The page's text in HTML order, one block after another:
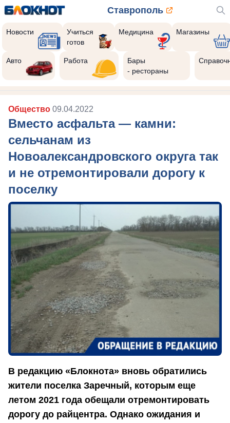
Ставрополь
Новости
Учиться
готов
Медицина Магазины
Авто Работа
Бары
- рестораны
Общество 09.04.2022
Вместо асфальта — камни:
сельчанам из
Новоалександровского округа так
и не отремонтировали дорогу к
поселку
В редакцию «Блокнота» вновь обратились
жители поселка Заречный, которым еще
летом 2021 года обещали отремонтировать
дорогу до райцентра. Однако ожидания и